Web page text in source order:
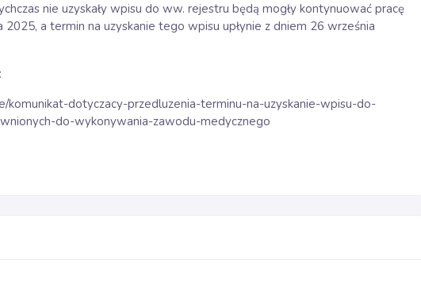
nie uzyskały wpisu do ww. rejestru będą mogły kontynuować pracę
a termin na uzyskanie tego wpisu upłynie z dniem 26 września
dotyczacy-przedluzenia-terminu-na-uzyskanie-wpisu-do-
do-wykonywania-zawodu-medycznego